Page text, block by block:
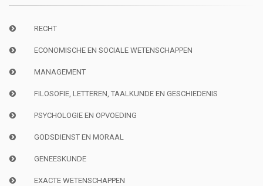
RECHT
ECONOMISCHE EN SOCIALE WETENSCHAPPEN
MANAGEMENT
FILOSOFIE, LETTEREN, TAALKUNDE EN GESCHIEDENIS
PSYCHOLOGIE EN OPVOEDING
GODSDIENST EN MORAAL
GENEESKUNDE
EXACTE WETENSCHAPPEN